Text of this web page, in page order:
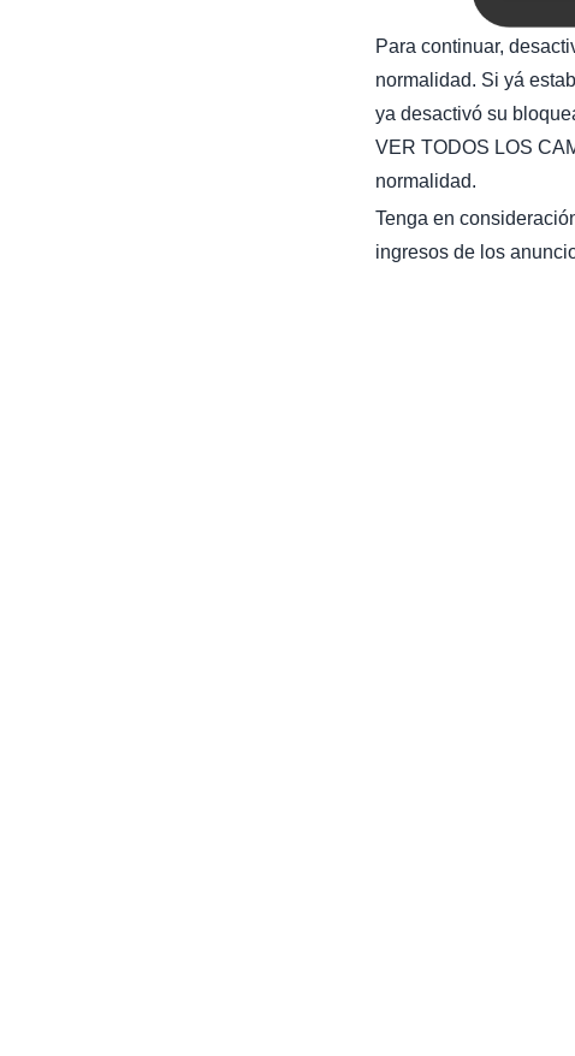
Para continuar,
normalidad. Si yá
ya desactivó su
VER TODOS LOS
normalidad.
Tenga en
ingresos de los